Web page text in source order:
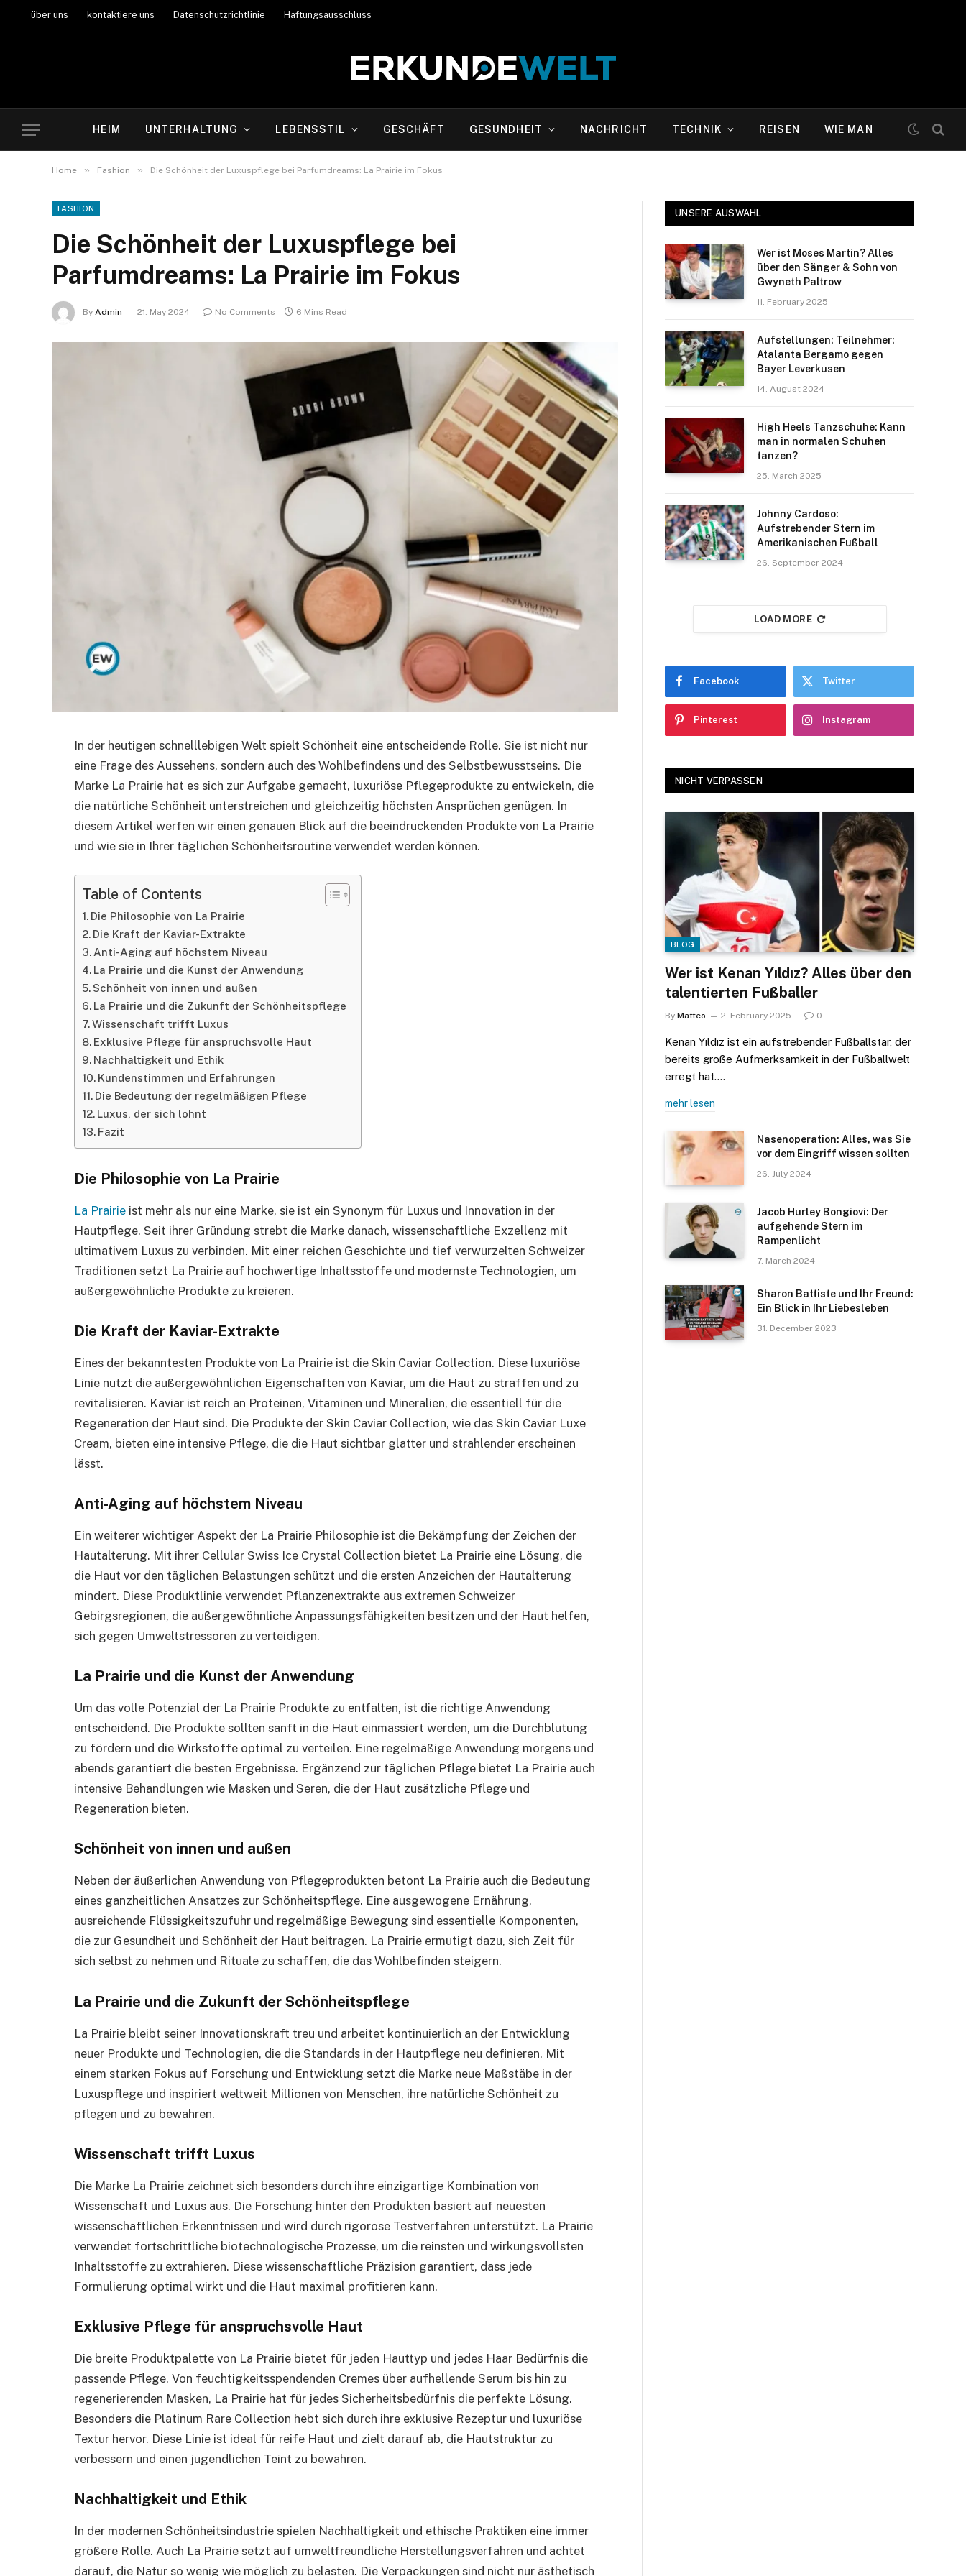
über uns kontaktiere uns Datenschutzrichtlinie Haftungsausschluss
HEIM UNTERHALTUNG LEBENSSTIL GESCHÄFT GESUNDHEIT NACHRICHT TECHNIK REISEN WIE MAN
Home » Fashion » Die Schönheit der Luxuspflege bei Parfumdreams: La Prairie im Fokus
FASHION
Die Schönheit der Luxuspflege bei
Parfumdreams: La Prairie im Fokus
By Admin 21. May 2024 No Comments 6 Mins Read
In der heutigen schnelllebigen Welt spielt Schönheit eine entscheidende Rolle. Sie ist nicht nur
eine Frage des Aussehens, sondern auch des Wohlbefindens und des Selbstbewusstseins. Die
Marke La Prairie hat es sich zur Aufgabe gemacht, luxuriöse Pflegeprodukte zu entwickeln, die
die natürliche Schönheit unterstreichen und gleichzeitig höchsten Ansprüchen genügen. In
diesem Artikel werfen wir einen genauen Blick auf die beeindruckenden Produkte von La Prairie
und wie sie in Ihrer täglichen Schönheitsroutine verwendet werden können.
Table of Contents
Die Philosophie von La Prairie
Die Kraft der Kaviar-Extrakte
Anti-Aging auf höchstem Niveau
La Prairie und die Kunst der Anwendung
Schönheit von innen und außen
La Prairie und die Zukunft der Schönheitspflege
Wissenschaft trifft Luxus
Exklusive Pflege für anspruchsvolle Haut
Nachhaltigkeit und Ethik
Kundenstimmen und Erfahrungen
Die Bedeutung der regelmäßigen Pflege
Luxus, der sich lohnt
Fazit
Die Philosophie von La Prairie
La Prairie ist mehr als nur eine Marke, sie ist ein Synonym für Luxus und Innovation in der
Hautpflege. Seit ihrer Gründung strebt die Marke danach, wissenschaftliche Exzellenz mit
ultimativem Luxus zu verbinden. Mit einer reichen Geschichte und tief verwurzelten Schweizer
Traditionen setzt La Prairie auf hochwertige Inhaltsstoffe und modernste Technologien, um
außergewöhnliche Produkte zu kreieren.
Die Kraft der Kaviar-Extrakte
Eines der bekanntesten Produkte von La Prairie ist die Skin Caviar Collection. Diese luxuriöse
Linie nutzt die außergewöhnlichen Eigenschaften von Kaviar, um die Haut zu straffen und zu
revitalisieren. Kaviar ist reich an Proteinen, Vitaminen und Mineralien, die essentiell für die
Regeneration der Haut sind. Die Produkte der Skin Caviar Collection, wie das Skin Caviar Luxe
Cream, bieten eine intensive Pflege, die die Haut sichtbar glatter und strahlender erscheinen
lässt.
Anti-Aging auf höchstem Niveau
Ein weiterer wichtiger Aspekt der La Prairie Philosophie ist die Bekämpfung der Zeichen der
Hautalterung. Mit ihrer Cellular Swiss Ice Crystal Collection bietet La Prairie eine Lösung, die
die Haut vor den täglichen Belastungen schützt und die ersten Anzeichen der Hautalterung
mindert. Diese Produktlinie verwendet Pflanzenextrakte aus extremen Schweizer
Gebirgsregionen, die außergewöhnliche Anpassungsfähigkeiten besitzen und der Haut helfen,
sich gegen Umweltstressoren zu verteidigen.
La Prairie und die Kunst der Anwendung
Um das volle Potenzial der La Prairie Produkte zu entfalten, ist die richtige Anwendung
entscheidend. Die Produkte sollten sanft in die Haut einmassiert werden, um die Durchblutung
zu fördern und die Wirkstoffe optimal zu verteilen. Eine regelmäßige Anwendung morgens und
abends garantiert die besten Ergebnisse. Ergänzend zur täglichen Pflege bietet La Prairie auch
intensive Behandlungen wie Masken und Seren, die der Haut zusätzliche Pflege und
Regeneration bieten.
Schönheit von innen und außen
Neben der äußerlichen Anwendung von Pflegeprodukten betont La Prairie auch die Bedeutung
eines ganzheitlichen Ansatzes zur Schönheitspflege. Eine ausgewogene Ernährung,
ausreichende Flüssigkeitszufuhr und regelmäßige Bewegung sind essentielle Komponenten,
die zur Gesundheit und Schönheit der Haut beitragen. La Prairie ermutigt dazu, sich Zeit für
sich selbst zu nehmen und Rituale zu schaffen, die das Wohlbefinden steigern.
La Prairie und die Zukunft der Schönheitspflege
La Prairie bleibt seiner Innovationskraft treu und arbeitet kontinuierlich an der Entwicklung
neuer Produkte und Technologien, die die Standards in der Hautpflege neu definieren. Mit
einem starken Fokus auf Forschung und Entwicklung setzt die Marke neue Maßstäbe in der
Luxuspflege und inspiriert weltweit Millionen von Menschen, ihre natürliche Schönheit zu
pflegen und zu bewahren.
Wissenschaft trifft Luxus
Die Marke La Prairie zeichnet sich besonders durch ihre einzigartige Kombination von
Wissenschaft und Luxus aus. Die Forschung hinter den Produkten basiert auf neuesten
wissenschaftlichen Erkenntnissen und wird durch rigorose Testverfahren unterstützt. La Prairie
verwendet fortschrittliche biotechnologische Prozesse, um die reinsten und wirkungsvollsten
Inhaltsstoffe zu extrahieren. Diese wissenschaftliche Präzision garantiert, dass jede
Formulierung optimal wirkt und die Haut maximal profitieren kann.
Exklusive Pflege für anspruchsvolle Haut
Die breite Produktpalette von La Prairie bietet für jeden Hauttyp und jedes Haar Bedürfnis die
passende Pflege. Von feuchtigkeitsspendenden Cremes über aufhellende Serum bis hin zu
regenerierenden Masken, La Prairie hat für jedes Sicherheitsbedürfnis die perfekte Lösung.
Besonders die Platinum Rare Collection hebt sich durch ihre exklusive Rezeptur und luxuriöse
Textur hervor. Diese Linie ist ideal für reife Haut und zielt darauf ab, die Hautstruktur zu
verbessern und einen jugendlichen Teint zu bewahren.
Nachhaltigkeit und Ethik
In der modernen Schönheitsindustrie spielen Nachhaltigkeit und ethische Praktiken eine immer
größere Rolle. Auch La Prairie setzt auf umweltfreundliche Herstellungsverfahren und achtet
darauf, die Natur so wenig wie möglich zu belasten. Die Verpackungen sind nicht nur ästhetisch
UNSERE AUSWAHL
Wer ist Moses Martin? Alles
über den Sänger & Sohn von
Gwyneth Paltrow
11. February 2025
Aufstellungen: Teilnehmer:
Atalanta Bergamo gegen
Bayer Leverkusen
14. August 2024
High Heels Tanzschuhe: Kann
man in normalen Schuhen
tanzen?
25. March 2025
Johnny Cardoso:
Aufstrebender Stern im
Amerikanischen Fußball
26. September 2024
LOAD MORE
Facebook Twitter
Pinterest Instagram
NICHT VERPASSEN
BLOG
Wer ist Kenan Yıldız? Alles über den
talentierten Fußballer
By Matteo 2. February 2025 0
Kenan Yıldız ist ein aufstrebender Fußballstar, der
bereits große Aufmerksamkeit in der Fußballwelt
erregt hat.…
mehr lesen
Nasenoperation: Alles, was Sie
vor dem Eingriff wissen sollten
26. July 2024
Jacob Hurley Bongiovi: Der
aufgehende Stern im
Rampenlicht
7. March 2024
Sharon Battiste und Ihr Freund:
Ein Blick in Ihr Liebesleben
31. December 2023